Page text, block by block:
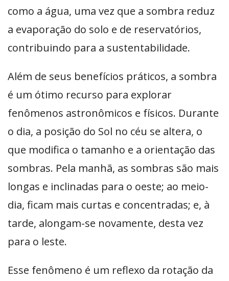
como a água, uma vez que a sombra reduz
a evaporação do solo e de reservatórios,
contribuindo para a sustentabilidade.
Além de seus benefícios práticos, a sombra
é um ótimo recurso para explorar
fenômenos astronômicos e físicos. Durante
o dia, a posição do Sol no céu se altera, o
que modifica o tamanho e a orientação das
sombras. Pela manhã, as sombras são mais
longas e inclinadas para o oeste; ao meio-
dia, ficam mais curtas e concentradas; e, à
tarde, alongam-se novamente, desta vez
para o leste.
Esse fenômeno é um reflexo da rotação da